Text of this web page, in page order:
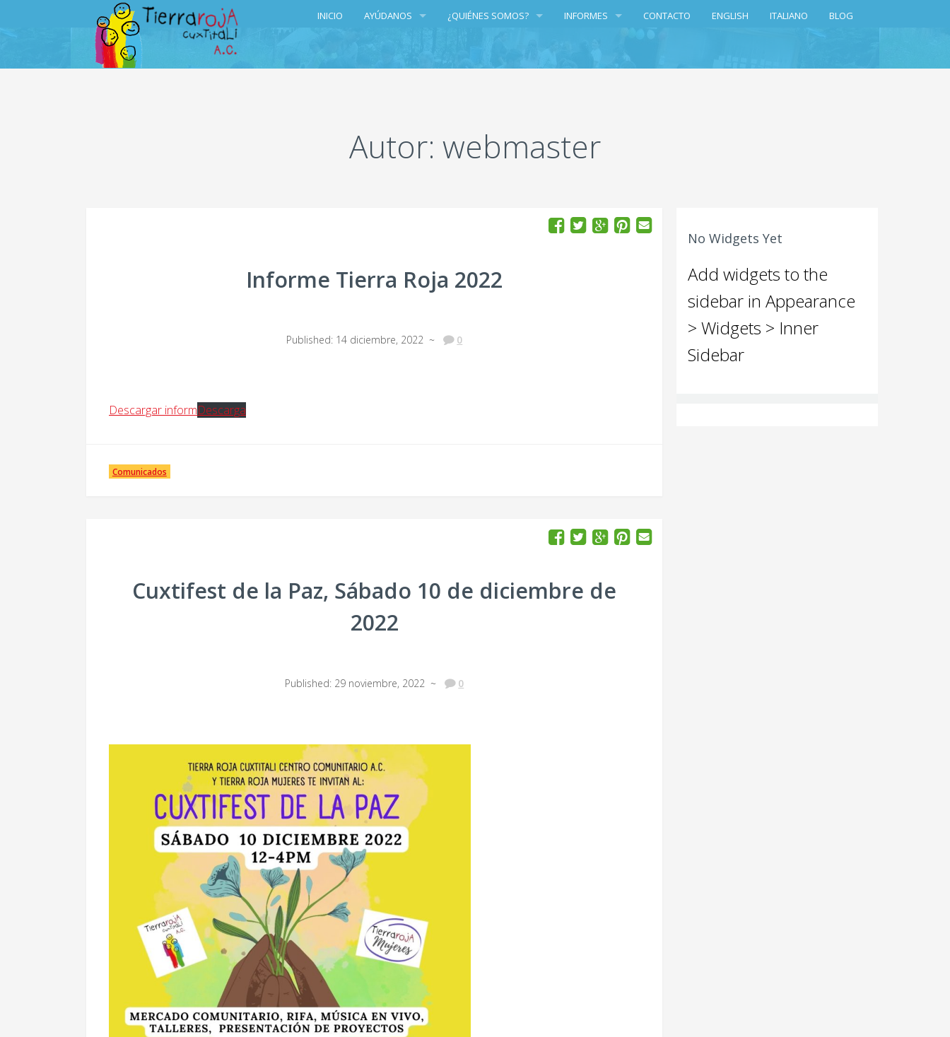
INICIO AYÚDANOS ¿QUIÉNES SOMOS? INFORMES
INFORMES
CONTACTO ENGLISH ITALIANO BLOG
Autor: webmaster
Informe Tierra Roja 2022
Published: 14 diciembre, 2022 ~ 0
Descargar informDescarga
Comunicados
Cuxtifest de la Paz, Sábado 10 de diciembre de
2022
Published: 29 noviembre, 2022 ~ 0
No Widgets Yet
Add widgets to the
sidebar in Appearance
> Widgets > Inner
Sidebar